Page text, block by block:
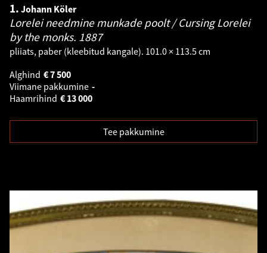
1. Johann Köler
Lorelei needmine munkade poolt / Cursing Lorelei
by the monks. 1887
pliiats, paber (kleebitud kangale). 101.0 × 113.5 cm
Alghind
7 500
€
Viimane pakkumine -
Haamrihind
13 000
€
Tee pakkumine